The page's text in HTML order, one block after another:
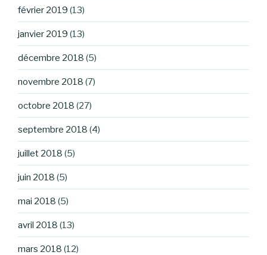
février 2019 (13)
janvier 2019 (13)
décembre 2018 (5)
novembre 2018 (7)
octobre 2018 (27)
septembre 2018 (4)
juillet 2018 (5)
juin 2018 (5)
mai 2018 (5)
avril 2018 (13)
mars 2018 (12)